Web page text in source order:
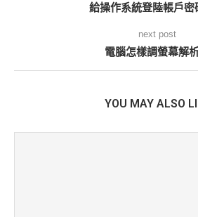
給操作系統登陸帳戶密
next post
電腦怎樣調螢幕解
YOU MAY ALSO